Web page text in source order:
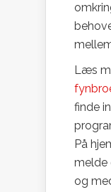
Læs
finde
På
melde
og